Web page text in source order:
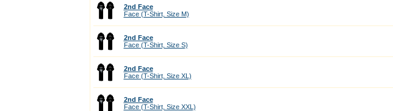
2nd Face
Face (T-Shirt, Size M)
2nd Face
Face (T-Shirt, Size S)
2nd Face
Face (T-Shirt, Size XL)
2nd Face
Face (T-Shirt, Size XXL)